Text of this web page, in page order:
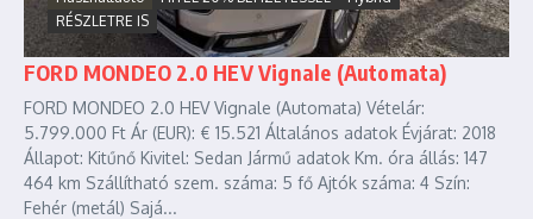
RÉSZLETRE IS
FORD MONDEO 2.0 HEV Vignale (Automata)
FORD MONDEO 2.0 HEV Vignale (Automata) Vételár:
5.799.000 Ft Ár (EUR): € 15.521 Általános adatok Évjárat: 2018
Állapot: Kitűnő Kivitel: Sedan Jármű adatok Km. óra állás: 147
464 km Szállítható szem. száma: 5 fő Ajtók száma: 4 Szín:
Fehér (metál) Sajá...